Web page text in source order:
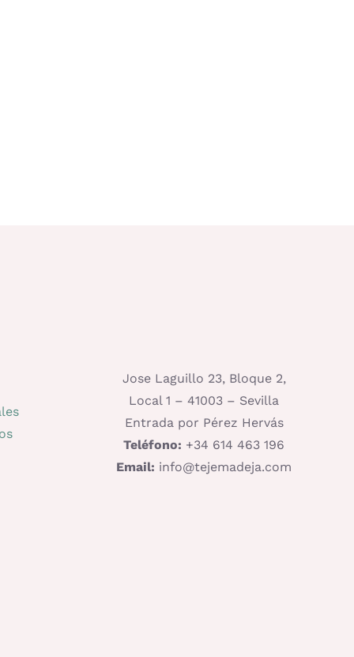
Jose Laguillo 23, Bloque 2,
Local 1 – 41003 – Sevilla
Entrada por Pérez Hervás
Teléfono: +34 614 463 196
Email: info@tejemadeja.com